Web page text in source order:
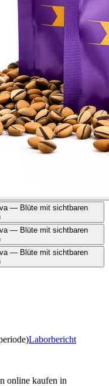
Laborbericht
online kaufen in